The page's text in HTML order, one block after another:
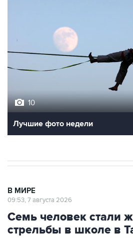
10
Лучшие фото недели
В МИРЕ
09:53, 7 августа 2026
Семь человек стали
стрельбы в школе в